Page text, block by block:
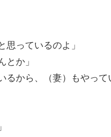
思っているのよ」
とか」
るから、（妻）もやって